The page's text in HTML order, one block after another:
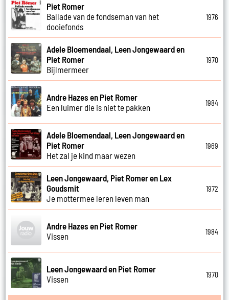
Piet Romer
Ballade van de fondseman van het
dooiefonds
1976
Adele Bloemendaal, Leen Jongewaard en
Piet Romer
Bijlmermeer
1970
Andre Hazes en Piet Romer
Een luimer die is niet te pakken
1984
Adele Bloemendaal, Leen Jongewaard en
Piet Romer
Het zal je kind maar wezen
1969
Leen Jongewaard, Piet Romer en Lex
Goudsmit
Je mottermee leren leven man
1972
Andre Hazes en Piet Romer
Vissen
1984
Leen Jongewaard en Piet Romer
Vissen
1970